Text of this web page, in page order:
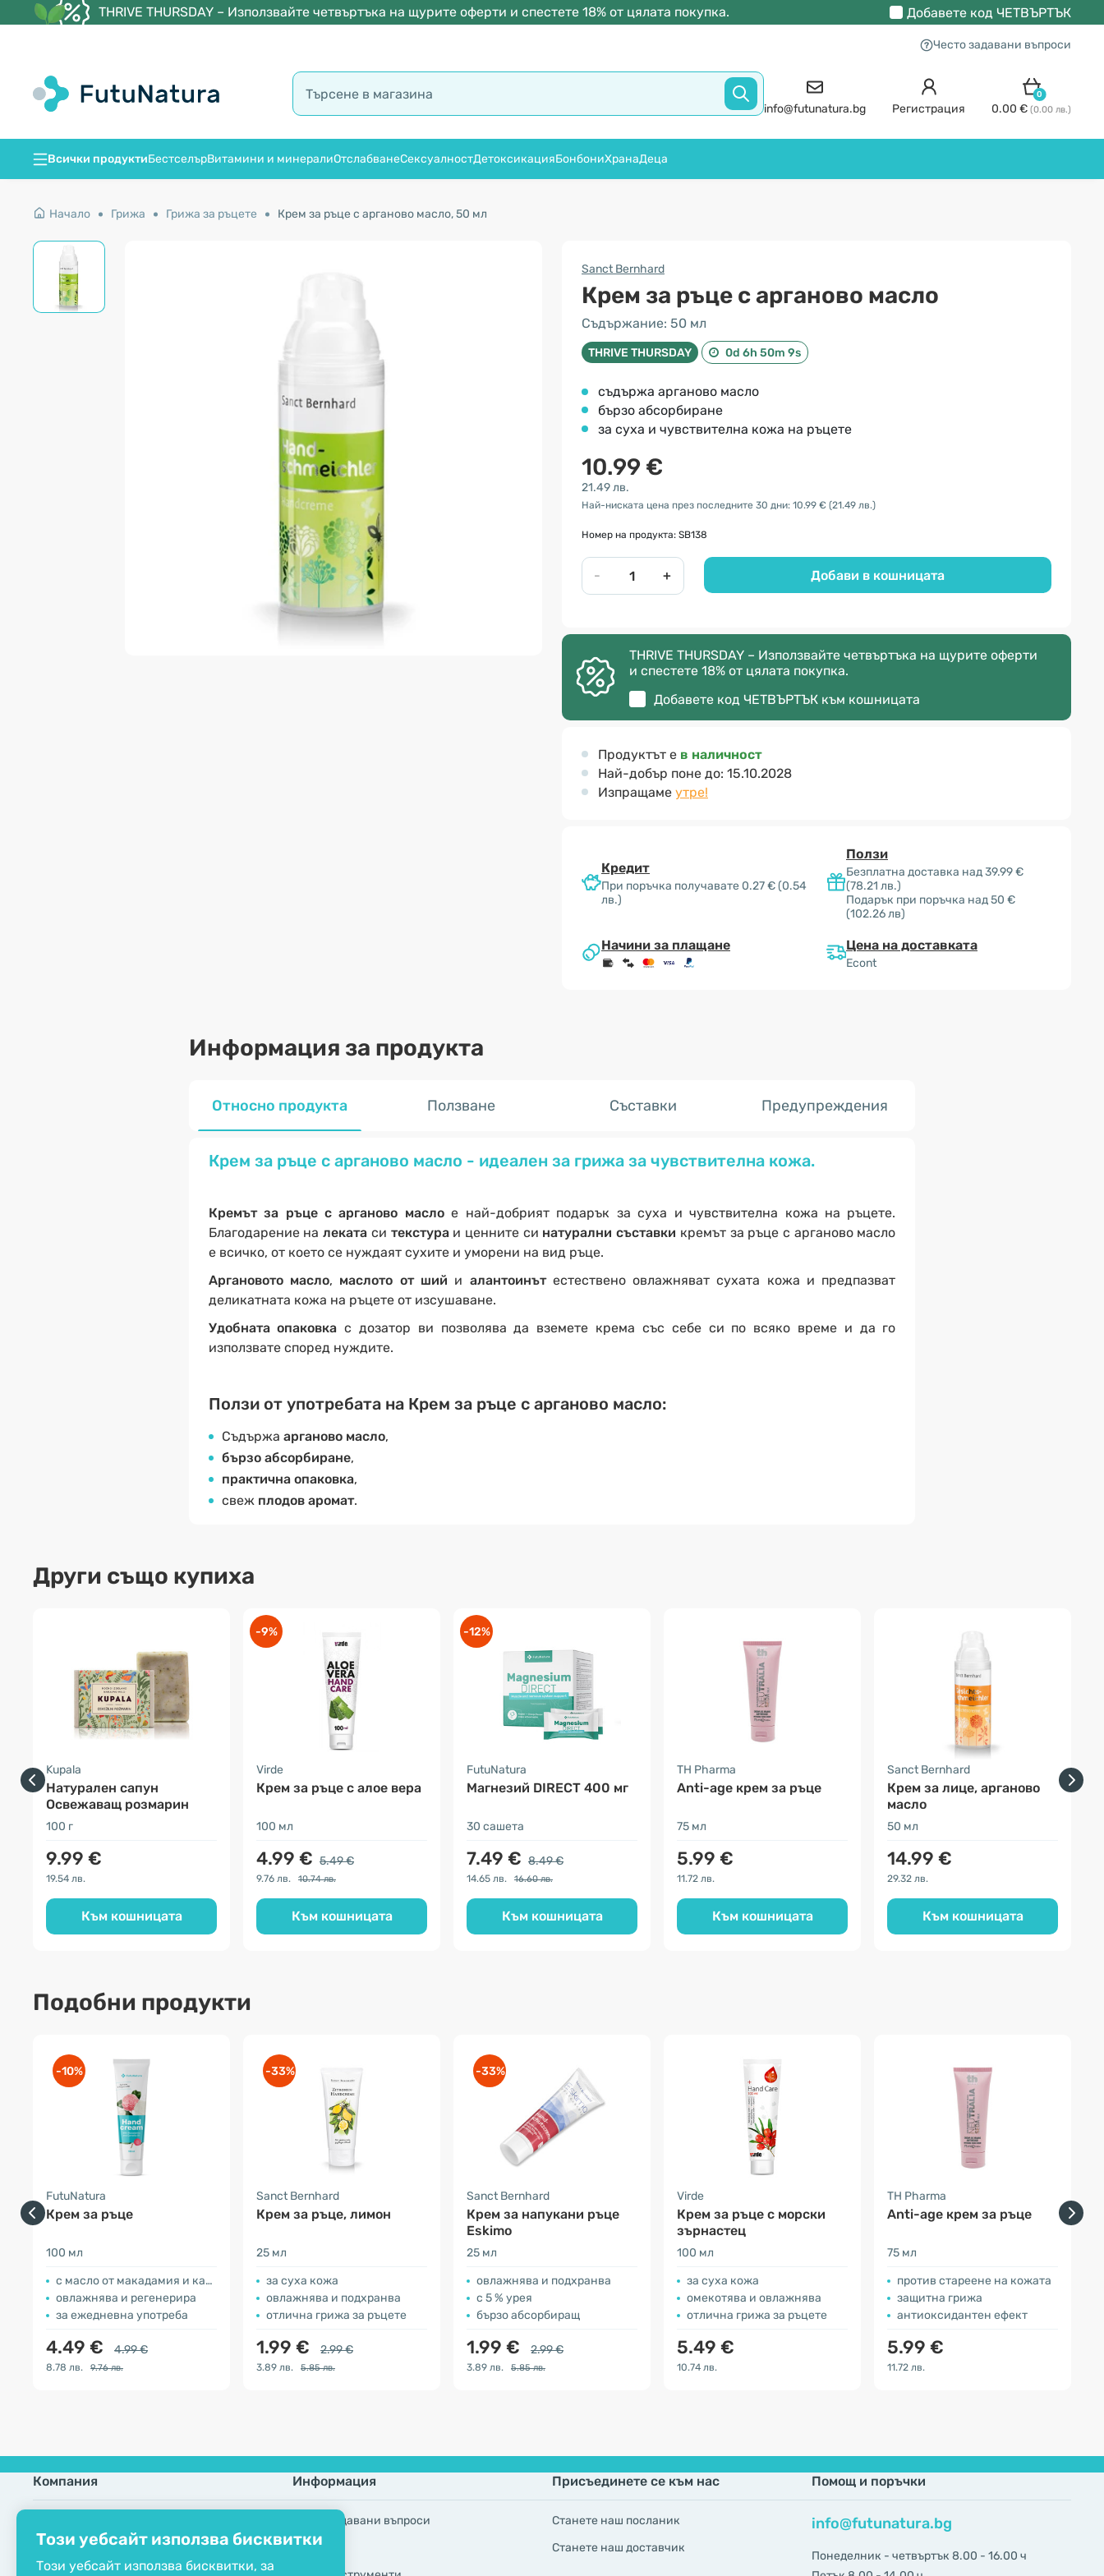
Този уебсайт използва бисквитки
Този уебсайт използва бисквитки, за
THRIVE THURSDAY – Използвайте четвъртъка на щурите оферти и спестете 18% от цялата покупка. Добавете код ЧЕТВЪРТЪК
Често задавани въпроси
info@futunatura.bg Регистрация
0
0.00 € (0.00 лв.)
Всички продуктиБестселърВитамини и минералиОтслабванеСексуалностДетоксикацияБонбониХранаДеца
Начало Грижа Грижа за ръцете Крем за ръце с арганово масло, 50 мл
Sanct Bernhard
Крем за ръце с арганово масло
Съдържание: 50 мл
THRIVE THURSDAY 0d 6h 50m 9s
съдържа арганово масло
бързо абсорбиране
за суха и чувствителна кожа на ръцете
10.99 €
21.49 лв.
Най-ниската цена през последните 30 дни: 10.99 € (21.49 лв.)
Номер на продукта: SB138
- + Добави в кошницата
THRIVE THURSDAY – Използвайте четвъртъка на щурите оферти
и спестете 18% от цялата покупка.
Добавете код ЧЕТВЪРТЪК към кошницата
Продуктът е в наличност
Най-добър поне до: 15.10.2028
Изпращаме утре!
Кредит
При поръчка получавате 0.27 €(0.54
лв.)
Ползи
Безплатна доставка над 39.99 €
(78.21 лв.)
Подарък при поръчка над 50 €
(102.26 лв)
Начини за плащане Цена на доставката
Econt
Информация за продукта
Относно продукта Ползване Съставки Предупреждения
Крем за ръце с арганово масло - идеален за грижа за чувствителна кожа.
Кремът за ръце с арганово маслое най-добрият подарък за суха и чувствителна кожа на ръцете.
Благодарение налеката си текстураи ценните си натурални съставки кремът за ръце с арганово масло
е всичко, от което се нуждаят сухите и уморени на вид ръце.
Аргановото масло, маслото от ший и алантоинътестествено овлажняват сухата кожа и предпазват
деликатната кожа на ръцете от изсушаване.
Удобната опаковка с дозатор ви позволява да вземете крема със себе си по всяко време и да го
използвате според нуждите.
Ползи от употребата на Крем за ръце с арганово масло:
Съдържа арганово масло,
бързо абсорбиране,
практична опаковка,
свеж плодов аромат.
Други също купиха
Kupala
Натурален сапун
Освежаващ розмарин
100 г
9.99 €
19.54 лв.
Към кошницата
-9%
Virde
Крем за ръце с алое вера
100 мл
4.99 € 5.49 €
9.76 лв. 10.74 лв.
Към кошницата
-12%
FutuNatura
Магнезий DIRECT 400 мг
30 сашета
7.49 € 8.49 €
14.65 лв. 16.60 лв.
Към кошницата
TH Pharma
Anti-age крем за ръце
75 мл
5.99 €
11.72 лв.
Към кошницата
Sanct Bernhard
Крем за лице, арганово
масло
50 мл
14.99 €
29.32 лв.
Към кошницата
Подобни продукти
-10%
FutuNatura
Крем за ръце
100 мл
с масло от макадамия и камелия
овлажнява и регенерира
за ежедневна употреба
4.49 € 4.99 €
8.78 лв. 9.76 лв.
-33%
Sanct Bernhard
Крем за ръце, лимон
25 мл
за суха кожа
овлажнява и подхранва
отлична грижа за ръцете
1.99 € 2.99 €
3.89 лв. 5.85 лв.
-33%
Sanct Bernhard
Крем за напукани ръце
Eskimo
25 мл
овлажнява и подхранва
с 5 % урея
бързо абсорбиращ
1.99 € 2.99 €
3.89 лв. 5.85 лв.
Virde
Крем за ръце с морски
зърнастец
100 мл
за суха кожа
омекотява и овлажнява
отлична грижа за ръцете
5.49 €
10.74 лв.
TH Pharma
Anti-age крем за ръце
75 мл
против стареене на кожата
защитна грижа
антиоксидантен ефект
5.99 €
11.72 лв.
Компания
Свържете се с нас
Информация
Често задавани въпроси
Марки
Присъединете се към нас
Станете наш посланик
Станете наш доставчик
Помощ и поръчки
info@futunatura.bg
Понеделник - четвъртък 8.00 - 16.00 ч